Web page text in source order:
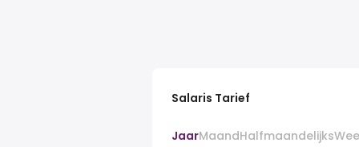
Salaris Tarief
JaarMaandHalfmaandelijks